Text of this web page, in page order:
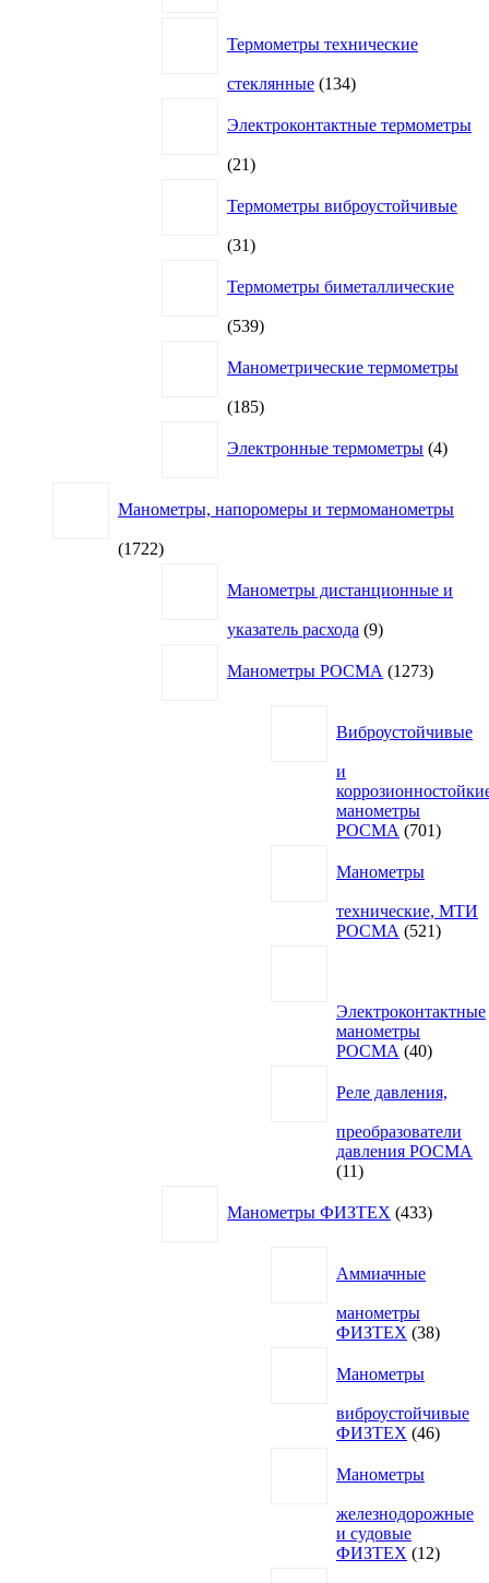
Термометры технические
стеклянные 134134
Электроконтактные термометры
2121
Термометры виброустойчивые
3131
Термометры биметаллические
539539
Манометрические термометры
185185
Электронные термометры 4товара
Манометры, напоромеры и термоманометры
17221722
Манометры дистанционные и
указатель расхода 99
Манометры РОСМА
1273товара
Виброустойчивые
и
манометры
РОСМА
701701
Манометры
технические, МТИ
РОСМА
521521
Электроконтактные
манометры
РОСМА
4040
Реле давления,
преобразователи
давления РОСМА
1111
Манометры ФИЗТЕХ 433товара
Аммиачные
манометры
ФИЗТЕХ 3838
Манометры
виброустойчивые
ФИЗТЕХ 4646
Манометры
железнодорожные
и судовые
ФИЗТЕХ
1212